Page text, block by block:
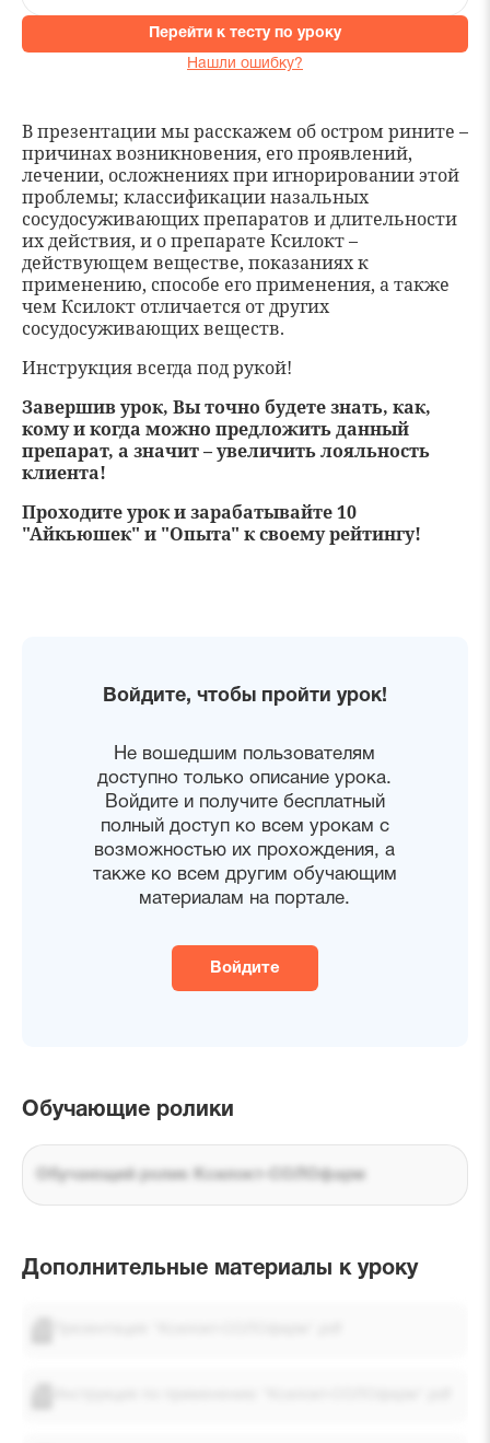
В презентации мы расскажем об остром рините –
причинах возникновения, его проявлений,
лечении, осложнениях при игнорировании этой
проблемы; классификации назальных
сосудосуживающих препаратов и длительности
их действия, и о препарате Ксилокт –
действующем веществе, показаниях к
применению, способе его применения, а также
чем Ксилокт отличается от других
сосудосуживающих веществ.
Инструкция всегда под рукой!
Завершив урок, Вы точно будете знать, как,
кому и когда можно предложить данный
препарат, а значит – увеличить лояльность
клиента!
Проходите урок и зарабатывайте 10
"Айкьюшек" и "Опыта" к своему рейтингу!
Войдите, чтобы пройти урок!
Не вошедшим пользователям
доступно только описание урока.
Войдите и получите бесплатный
полный доступ ко всем урокам с
возможностью их прохождения, а
также ко всем другим обучающим
материалам на портале.
Войдите
Обучающие ролики
Обучающий ролик Ксилокт-СОЛОфарм
Дополнительные материалы к уроку
Перейти к тесту по уроку
Нашли ошибку?